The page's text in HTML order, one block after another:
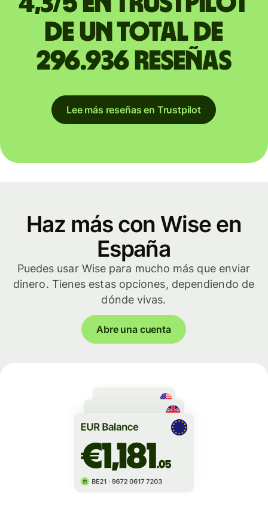
de un total de
296.936 reseñas
Lee más reseñas en Trustpilot
Haz más con Wise en
España
Puedes usar Wise para mucho más que enviar
dinero. Tienes estas opciones, dependiendo de
dónde vivas.
Abre una cuenta